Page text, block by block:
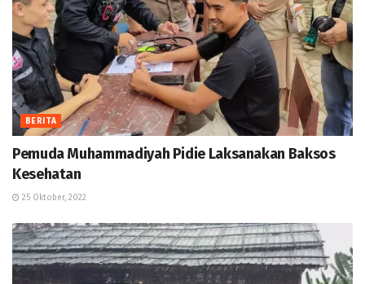
BERITA
Pemuda Muhammadiyah Pidie Laksanakan Baksos
Kesehatan
25 Oktober, 2022